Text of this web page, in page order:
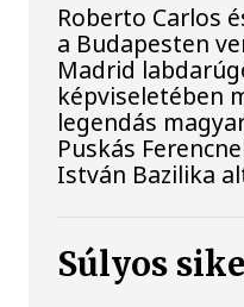
Roberto Carlos
a Budapesten
Madrid
képviseletében
legendás
Puskás
István Bazilika
Súlyos